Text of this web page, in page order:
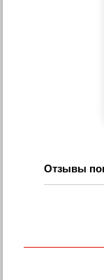
Отзывы